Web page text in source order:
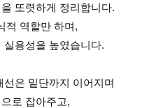
또렷하게 정리합니다.
적 역할만 하며,
용성을 높였습니다.
은 밑단까지 이어지며
로 잡아주고,